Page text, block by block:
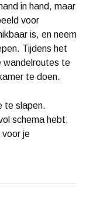
in hand, maar
voor
is, en neem
Tijdens het
wandelroutes te
te doen.
te slapen.
schema hebt,
voor je